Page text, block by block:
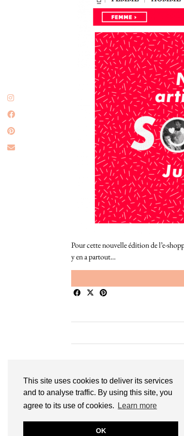
This site uses cookies to deliver its services
and to analyse traffic. By using this site, you
agree to its use of cookies.
Learn more
OK
Pour cette nouvelle édition de l’e-
y en a partout…
Bienvenue sur le So Girly Blog ! Je
années. À travers ce blog dédié en
rochelaises pour bruncher, se
endroit. Que vous soyez